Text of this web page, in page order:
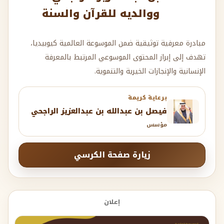
ووالديه للقرآن والسنة
مبادرة معرفية توثيقية ضمن الموسوعة العالمية كيوبيديا،
تهدف إلى إبراز المحتوى الموسوعي المرتبط بالمعرفة
الإنسانية والإنجازات الخيرية والتنموية.
برعاية كريمة
فيصل بن عبدالله بن عبدالعزيز الراجحي
مؤسس
زيارة صفحة الكرسي
إعلان